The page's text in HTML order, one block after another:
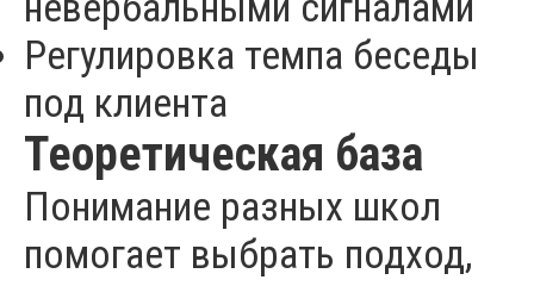
Регулировка темпа беседы
под клиента
Теоретическая база
Понимание разных школ
помогает выбрать подход,